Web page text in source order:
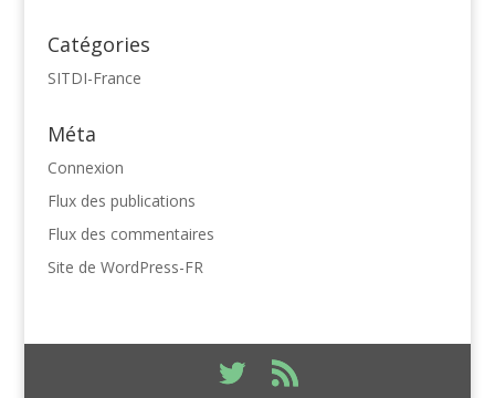
Catégories
SITDI-France
Méta
Connexion
Flux des publications
Flux des commentaires
Site de WordPress-FR